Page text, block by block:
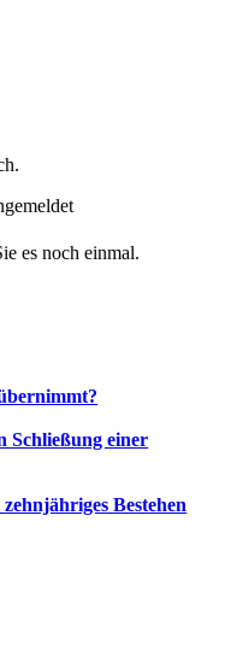
es noch einmal.
Schließung einer
Bestehen